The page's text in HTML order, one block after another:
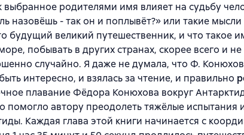
выбранное родителями имя влияет на судьбу
назовёшь - так он и поплывёт?» или такие мысли
будущий великий путешественник, и что такое
побывать в других странах, скорее всего и не
случайно. Я даже не думала, что Ф.
интересно, и взялась за чтение, и правильно
плавание Фёдора Конюхова вокруг
помогло автору преодолеть тяжёлые
Каждая глава этой книги начинается с